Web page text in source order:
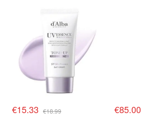
€15.33 €18.99 €85.00